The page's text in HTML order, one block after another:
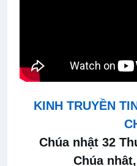
KINH TRUYỀN
Chúa nhật 32
Chúa nhật,